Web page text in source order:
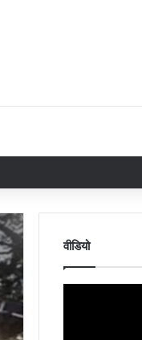
वीडियो